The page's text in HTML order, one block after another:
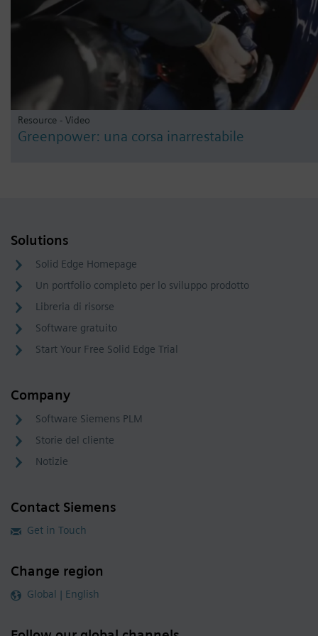
Resource - Video
Greenpower: una corsa inarrestabile
Solutions
Solid Edge Homepage
Un portfolio completo per lo sviluppo prodotto
Libreria di risorse
Software gratuito
Start Your Free Solid Edge Trial
Company
Software Siemens PLM
Storie del cliente
Notizie
Contact Siemens
Get in Touch
Change region
Global | English